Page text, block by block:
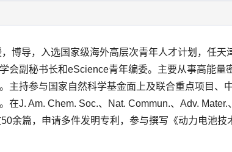
博导，入选国家级海外高层次青年人才计划，任天
会副秘书长和eScience青年编委。主要从事高能量
主持参与国家自然科学基金面上及联合重点项目、
在J. Am. Chem. Soc.、Nat. Commun.、Adv.
余篇，申请多件发明专利，参与撰写《动力电池技